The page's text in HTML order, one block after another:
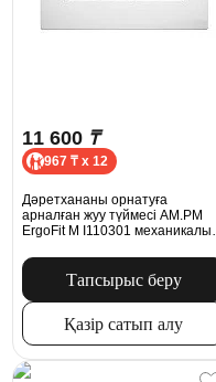
11 600 ₸
967 ₸ x 12
Дәретхананы орнатуға
арналған жуу түймесі AM.PM
ErgoFit М I110301 механикалық
Тапсырыс беру
Қазір сатып алу